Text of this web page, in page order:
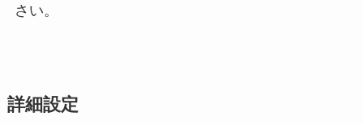
さい。
詳細設定